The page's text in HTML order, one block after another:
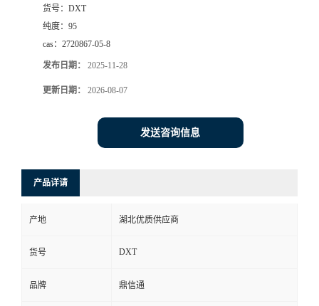
货号： DXT
纯度： 95
cas： 2720867-05-8
发布日期： 2025-11-28
更新日期： 2026-08-07
发送咨询信息
产品详请
产地 湖北优质供应商
货号 DXT
品牌 鼎信通